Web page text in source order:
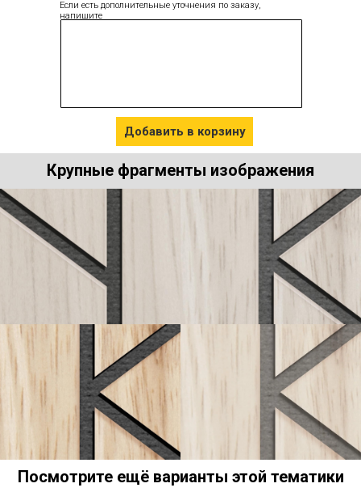
Добавить в корзину
Если есть дополнительные уточнения по заказу,
напишите
Крупные фрагменты изображения
Посмотрите ещё варианты этой тематики